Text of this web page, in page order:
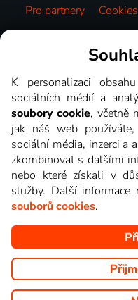
Pro partnery
Cookies
Copyright © goNET
obrázky z pořadů TV
K personalizaci
sociálních médií a
soubory cookie, včetně
jak náš web
sociální média, inzerci a
zkombinovat s dalšími
nebo které získali v
služby. Další
souborů cookies.